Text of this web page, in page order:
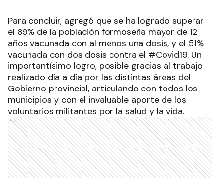
Para concluir, agregó que se ha logrado superar
el 89% de la población formoseña mayor de 12
años vacunada con al menos una dosis, y el 51%
vacunada con dos dosis contra el #Covid19. Un
importantísimo logro, posible gracias al trabajo
realizado día a día por las distintas áreas del
Gobierno provincial, articulando con todos los
municipios y con el invaluable aporte de los
voluntarios militantes por la salud y la vida.
Ads